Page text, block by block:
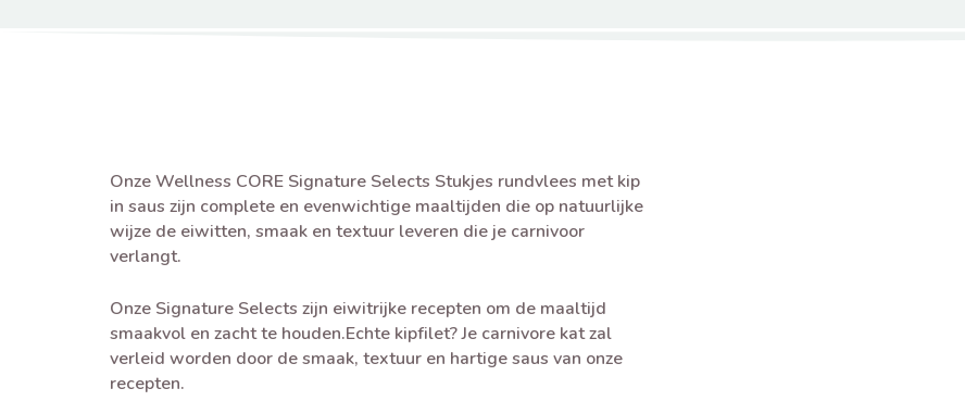
Onze Wellness CORE Signature Selects Stukjes rundvlees met kip
in saus zijn complete en evenwichtige maaltijden die op natuurlijke
wijze de eiwitten, smaak en textuur leveren die je carnivoor
verlangt.
Onze Signature Selects zijn eiwitrijke recepten om de maaltijd
smaakvol en zacht te houden.Echte kipfilet? Je carnivore kat zal
verleid worden door de smaak, textuur en hartige saus van onze
recepten.